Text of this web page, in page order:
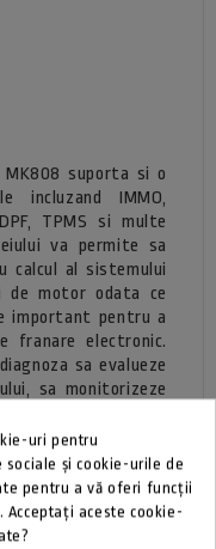
suporta si o
incluzand IMMO,
TPMS si multe
va permite sa
calcul al sistemului
de motor odata ce
important pentru a
franare electronic.
sa evalueze
sa monitorizeze
a vehiculului.
special pentru
cu regenerare
DPF si pentru
de control a
uri pentru
și cookie-urile de
pentru a vă oferi funcții
aceste cookie-